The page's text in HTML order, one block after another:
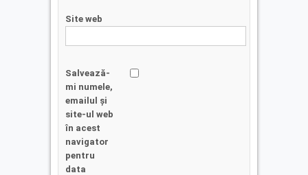
Site web
Salvează-
mi numele,
emailul și
site-ul web
în acest
navigator
pentru
data